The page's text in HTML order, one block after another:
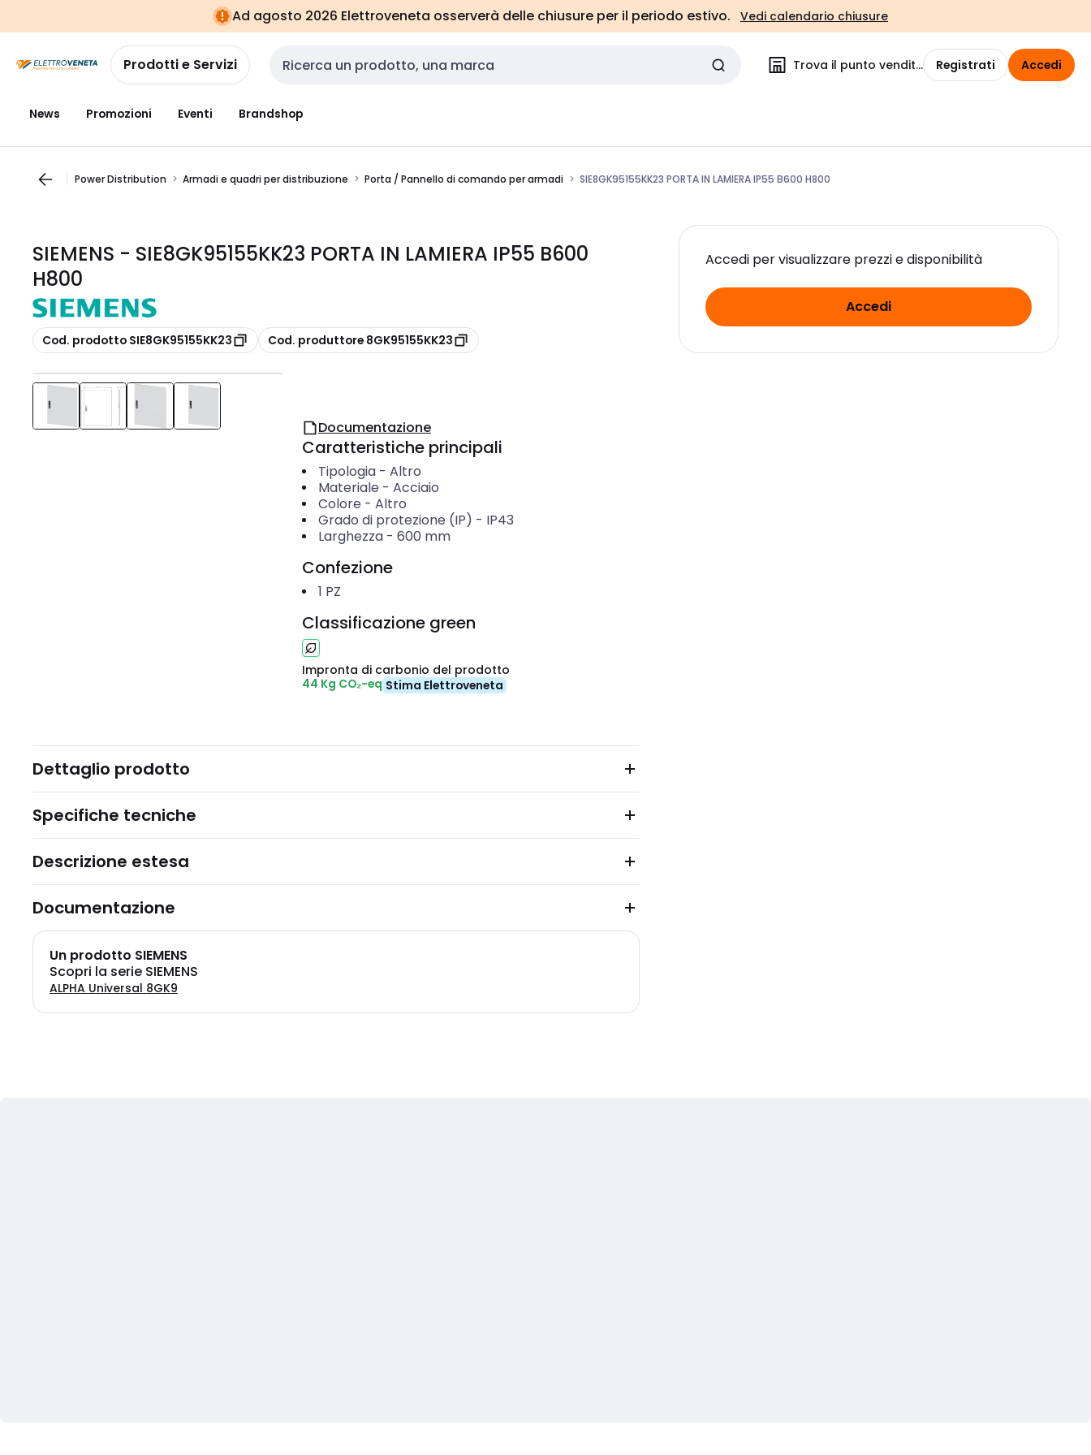
navigazionealla
pagina
Ad agosto 2026 Elettroveneta osserverà delle chiusure per il periodo estivo. Vedi calendario chiusure
Prodotti e Servizi Cerca input Trova il punto vendita Registrati Accedi
News Promozioni Eventi Brandshop
Power Distribution Armadi e quadri per distribuzione Porta / Pannello di comando per armadi SIE8GK95155KK23 PORTA IN LAMIERA IP55 B600 H800
SIEMENS - SIE8GK95155KK23 PORTA IN LAMIERA IP55 B600
H800
copia
Cod. prodotto SIE8GK95155KK23 copia
Cod. produttore 8GK95155KK23
Accedi per visualizzare prezzi e disponibilità
Accedi
Documentazione
Caratteristiche principali
Tipologia- Altro
Materiale - Acciaio
Colore - Altro
Grado di protezione (IP) - IP43
Larghezza- 600 mm
Confezione
1 PZ
Classificazione green
Impronta di carbonio del prodotto
44 Kg CO₂-eq Stima Elettroveneta
Dettaglio prodotto
Specifiche tecniche
Descrizione estesa
Documentazione
Un prodotto SIEMENS
Scopri la serie SIEMENS
ALPHA Universal 8GK9